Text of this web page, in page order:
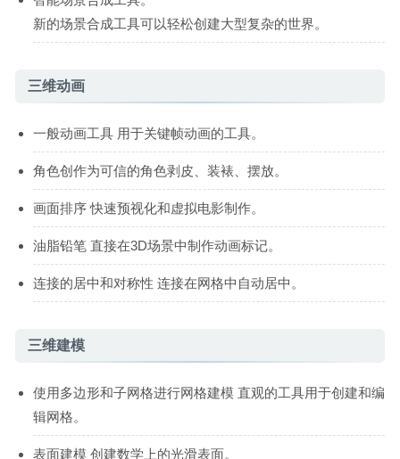
新的场景合成工具可以轻松创建大型复杂的世界。
三维动画
一般动画工具 用于关键帧动画的工具。
角色创作为可信的角色剥皮、装裱、摆放。
画面排序 快速预视化和虚拟电影制作。
油脂铅笔 直接在3D场景中制作动画标记。
连接的居中和对称性 连接在网格中自动居中。
三维建模
使用多边形和子网格进行网格建模 直观的工具用于创建和编
辑网格。
表面建模 创建数学上的光滑表面。